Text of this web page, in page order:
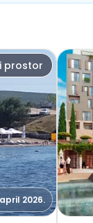
prostor
2026.